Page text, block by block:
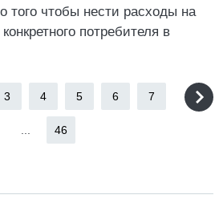
того чтобы нести расходы на
потребителя в
3 4 5 6 7
46